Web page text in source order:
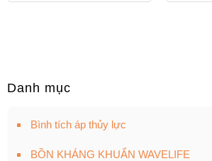
Danh mục
Bình tích áp thủy lực
BỒN KHÁNG KHUẨN WAVELIFE